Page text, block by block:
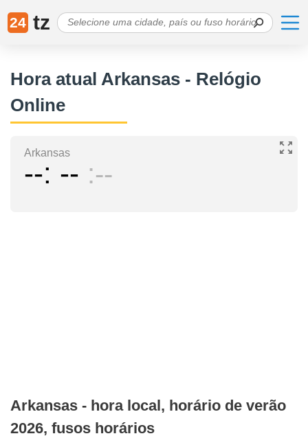
24 tz
Hora atual Arkansas - Relógio
Online
Arkansas
-- -- --
Arkansas - hora local, horário de verão
2026, fusos horários